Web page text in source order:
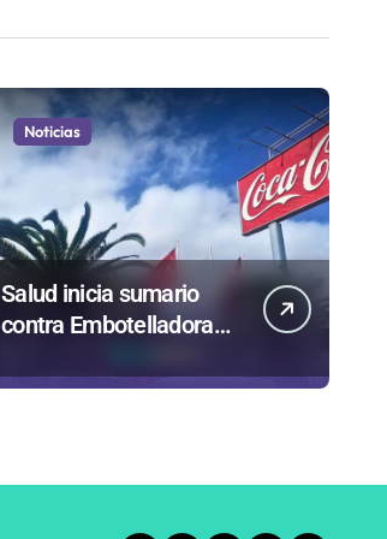
Noticias
Salud inicia sumario
contra Embotelladora
caldera por graves